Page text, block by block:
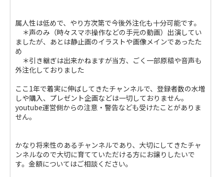
属人性は低めで、やり方次第で今後外注化も十分可能です。
＊声のみ（時々スマホ操作などの手元の動画）出演してい
ましたが、あとは静止画のイラストや画像メインであったた
め
＊引き継ぎは出来かねますが当方、ごく一部原稿や音声も
外注化しておりました
ここ1年で着実に伸ばしてきたチャンネルで、登録者数の水増
しや購入、プレゼント企画などは一切しておりません。
youtube運営側からの注意・警告なども受けたことがありま
せん。
かなり将来性のあるチャンネルであり、大切にしてきたチャ
ンネルなので大切に育てていただける方にお譲りしたいで
す。金額についてはご相談ください。